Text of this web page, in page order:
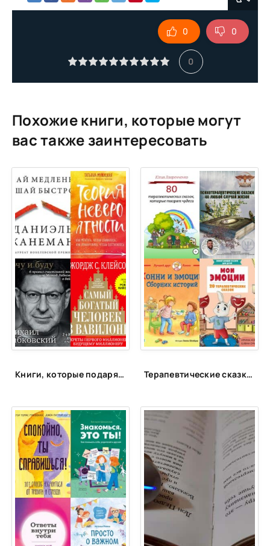
0
0 0
Похожие книги, которые могут
вас также заинтересовать
Книги, которые подарят энергию Терапевтические сказки для детей!